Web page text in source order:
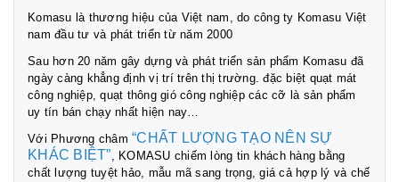
Komasu là thương hiệu của Việt nam, do công ty Komasu Việt
nam đầu tư và phát triển từ năm 2000
Sau hơn 20 năm gây dựng và phát triển sản phẩm Komasu đã
ngày càng khẳng định vị trí trên thị trường. đặc biệt quạt mát
công nghiệp, quạt thông gió công nghiệp các cỡ là sản phẩm
uy tín bán chạy nhất hiện nay…
Với Phương châm “CHẤT LƯỢNG TẠO NÊN SỰ
KHÁC BIỆT”, KOMASU chiếm lòng tin khách hàng bằng
chất lượng tuyệt hảo, mẫu mã sang trọng, giá cả hợp lý và chế